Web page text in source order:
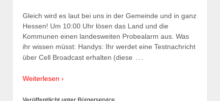
Gleich wird es laut bei uns in der Gemeinde und in ganz
Hessen! Um 10:00 Uhr lösen das Land und die
Kommunen einen landesweiten Probealarm aus. Was
ihr wissen müsst: Handys: Ihr werdet eine Testnachricht
über Cell Broadcast erhalten (diese …
Weiterlesen ›